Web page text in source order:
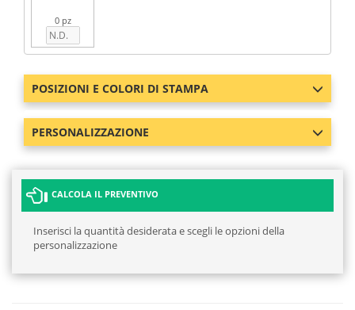
0 pz
POSIZIONI E COLORI DI STAMPA
PERSONALIZZAZIONE
CALCOLA IL PREVENTIVO
Inserisci la quantità desiderata e scegli le opzioni della
personalizzazione